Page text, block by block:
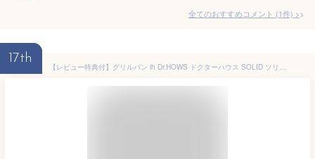
全てのおすすめコメント (1件) >
17th
【レビュー特典付】グリルパン ih Dr.HOWS ドクターハウス SOLID ソリッド グリルパン フライパン キャンプ マルチグリドル ガス セラミックコーティング アルミニウム 直火 熱伝導 ポーチ付き おしゃれ 韓国 大人数 角型 キッチン